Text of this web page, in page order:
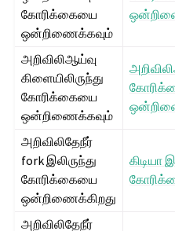
கோரிக்கையை
ஒன்றிணைக்கவும்
அறிவிலிஆய்வு
கிளையிலிருந்து
கோரிக்கையை
ஒன்றிணைக்கவும்
அறிவிலிதேநீர்
fork இலிருந்து
கோரிக்கையை
ஒன்றிணைக்கிறது
கிடியா
அறிவிலிதேநீர்